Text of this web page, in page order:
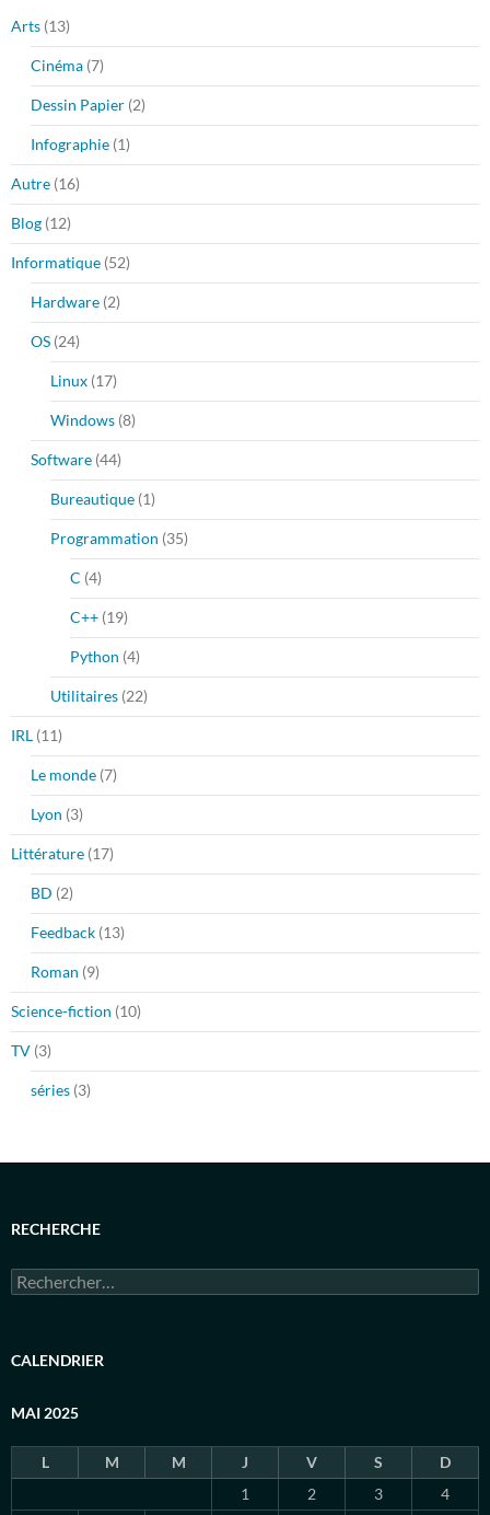
Arts (13)
Cinéma (7)
Dessin Papier (2)
Infographie (1)
Autre (16)
Blog (12)
Informatique (52)
Hardware (2)
OS (24)
Linux (17)
Windows (8)
Software (44)
Bureautique (1)
Programmation (35)
C (4)
C++ (19)
Python (4)
Utilitaires (22)
IRL (11)
Le monde (7)
Lyon (3)
Littérature (17)
BD (2)
Feedback (13)
Roman (9)
Science-fiction (10)
TV (3)
séries (3)
RECHERCHE
Rechercher :
CALENDRIER
MAI 2025
L M M J V S
D
1
2 3 4